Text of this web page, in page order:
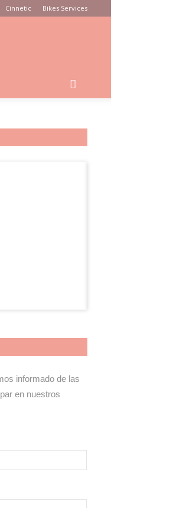
Cinnetic Bikes Services
informado de las
en nuestros